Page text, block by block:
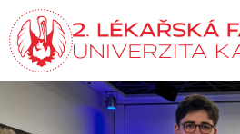
Přejít
k hlavnímu
obsahu